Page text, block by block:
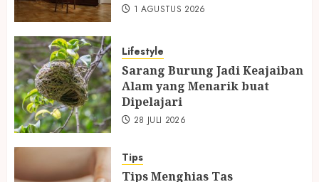
1 AGUSTUS 2026
Lifestyle
Sarang Burung Jadi Keajaiban
Alam yang Menarik buat
Dipelajari
28 JULI 2026
Tips
Tips Menghias Tas